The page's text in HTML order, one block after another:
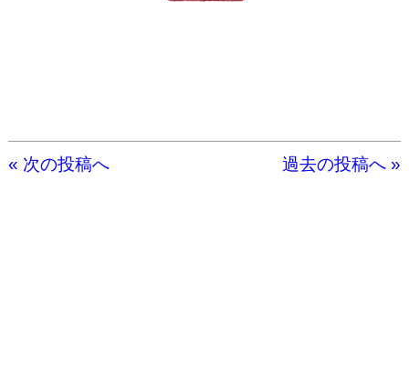
過去の投稿へ »
« 次の投稿へ